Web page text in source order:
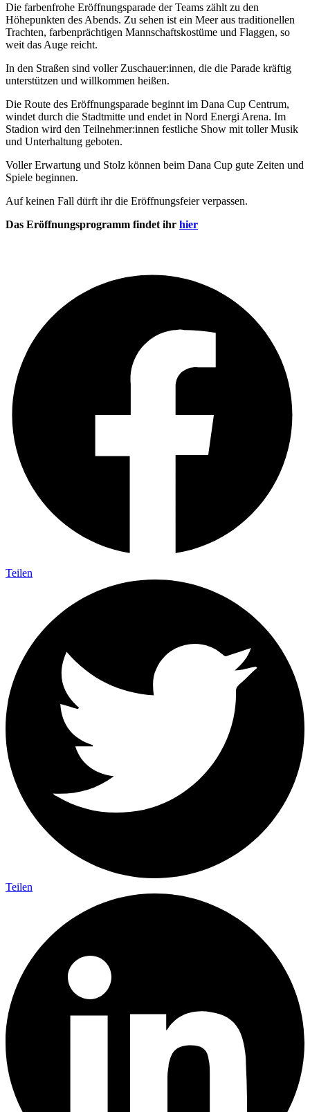
Die farbenfrohe Eröffnungsparade der Teams zählt zu den
Höhepunkten des Abends. Zu sehen ist ein Meer aus traditionellen
Trachten, farbenprächtigen Mannschaftskostüme und Flaggen, so
weit das Auge reicht.
In den Straßen sind voller Zuschauer:innen, die die Parade kräftig
unterstützen und willkommen heißen.
Die Route des Eröffnungsparade beginnt im Dana Cup Centrum,
windet durch die Stadtmitte und endet in Nord Energi Arena. Im
Stadion wird den Teilnehmer:innen festliche Show mit toller Musik
und Unterhaltung geboten.
Voller Erwartung und Stolz können beim Dana Cup gute Zeiten und
Spiele beginnen.
Auf keinen Fall dürft ihr die Eröffnungsfeier verpassen.
Das Eröffnungsprogramm findet ihr hier
Teilen
Teilen